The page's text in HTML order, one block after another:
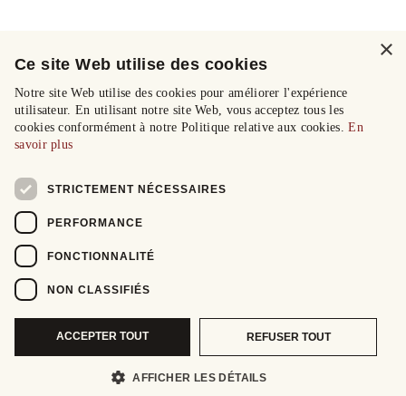
×
Ce site Web utilise des cookies
Notre site Web utilise des cookies pour améliorer l'expérience
utilisateur. En utilisant notre site Web, vous acceptez tous les
cookies conformément à notre Politique relative aux cookies.En
savoir plus
STRICTEMENT NÉCESSAIRES
PERFORMANCE
FONCTIONNALITÉ
NON CLASSIFIÉS
ACCEPTER TOUT REFUSER TOUT
AFFICHER LES DÉTAILS